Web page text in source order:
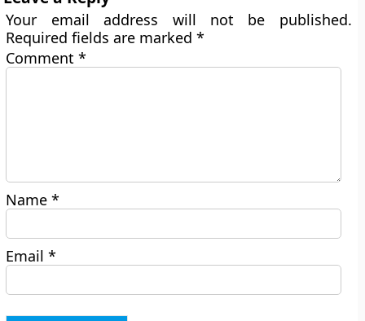
Your email address will not be published.
Required fields are marked*
Comment*
Name*
Email*